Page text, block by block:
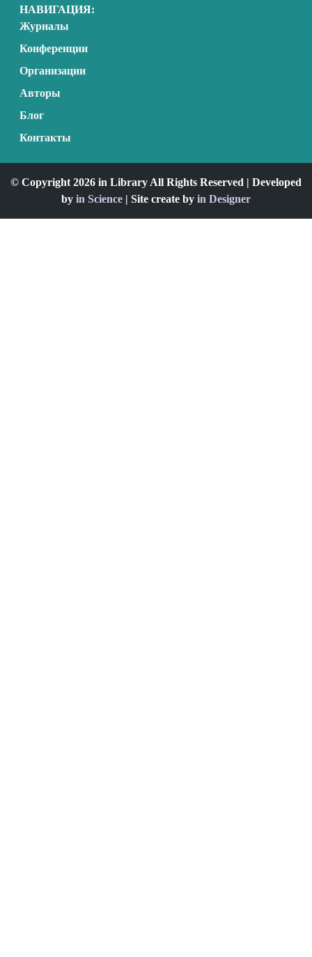
НАВИГАЦИЯ:
Журналы
Конференции
Организации
Авторы
Блог
Контакты
© Copyright 2026 in Library All Rights Reserved | Developed
by in Science | Site create by in Designer